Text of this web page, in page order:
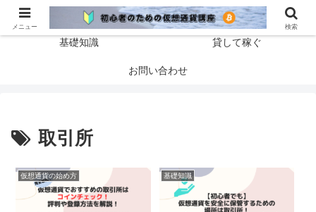
ホーム 仮想通貨の始め方
基礎知識 貸して稼ぐ
お問い合わせ
取引所
仮想通貨の始め方 基礎知識
メニュー 検索